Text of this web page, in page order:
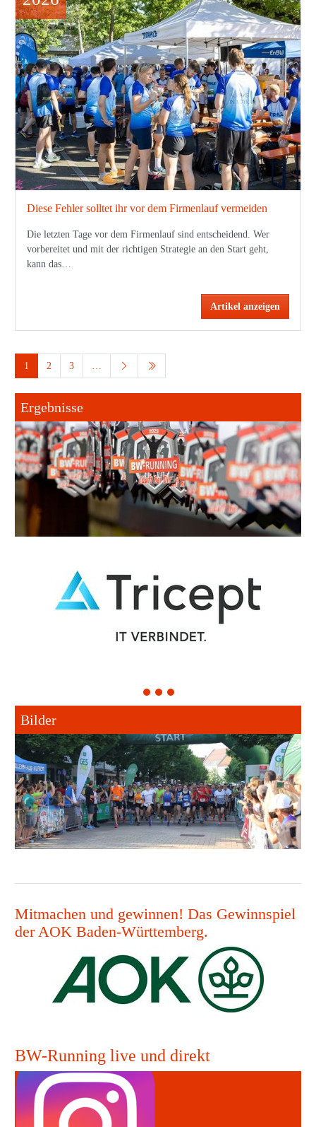
Diese Fehler solltet ihr vor dem Firmenlauf vermeiden
Die letzten Tage vor dem Firmenlauf sind entscheidend. Wer
vorbereitet und mit der richtigen Strategie an den Start geht,
kann das…
Artikel anzeigen
1 2 3 …
Ergebnisse
1 2 3
Bilder
Mitmachen und gewinnen! Das Gewinnspiel
der AOK Baden-Württemberg.
BW-Running live und direkt